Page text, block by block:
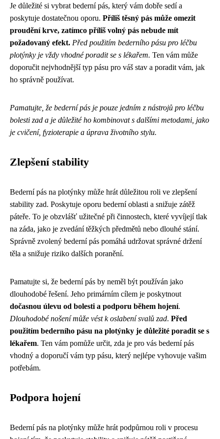
Je důležité si vybrat bederní pás, který vám dobře sedí a
poskytuje dostatečnou oporu. Příliš těsný pás může omezit
proudění krve, zatímco příliš volný pás nebude mít
požadovaný efekt. Před použitím bederního pásu pro léčbu
plotýnky je vždy vhodné poradit se s lékařem. Ten vám může
doporučit nejvhodnější typ pásu pro váš stav a poradit vám, jak
ho správně používat.
Pamatujte, že bederní pás je pouze jedním z nástrojů pro léčbu
bolesti zad a je důležité ho kombinovat s dalšími metodami, jako
je cvičení, fyzioterapie a úprava životního stylu.
Zlepšení stability
Bederní pás na plotýnky může hrát důležitou roli ve zlepšení
stability zad. Poskytuje oporu bederní oblasti a snižuje zátěž
páteře. To je obzvlášť užitečné při činnostech, které vyvíjejí tlak
na záda, jako je zvedání těžkých předmětů nebo dlouhé stání.
Správně zvolený bederní pás pomáhá udržovat správné držení
těla a snižuje riziko dalších poranění.
Pamatujte si, že bederní pás by neměl být používán jako
dlouhodobé řešení. Jeho primárním cílem je poskytnout
dočasnou úlevu od bolesti a podporu během hojení.
Dlouhodobé nošení může vést k oslabení svalů zad. Před
použitím bederního pásu na plotýnky je důležité poradit se s
lékařem. Ten vám pomůže určit, zda je pro vás bederní pás
vhodný a doporučí vám typ pásu, který nejlépe vyhovuje vašim
potřebám.
Podpora hojení
Bederní pás na plotýnky může hrát podpůrnou roli v procesu